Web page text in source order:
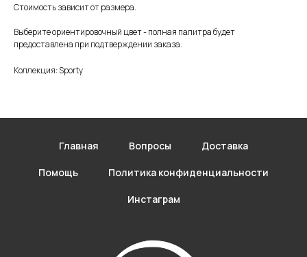
Стоимость зависит от размера.
Выберите ориентировочный цвет - полная палитра будет
предоставлена при подтверждении заказа.
Коллекция: Sporty
Главная Вопросы Доставка
Помощь Политика конфиденциальности
Инстаграм